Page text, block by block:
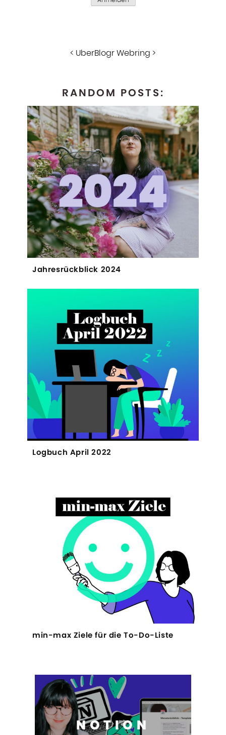
< UberBlogr Webring >
RANDOM POSTS:
Jahresrückblick 2024
Logbuch April 2022
min-max Ziele für die To-Do-Liste
NOTION